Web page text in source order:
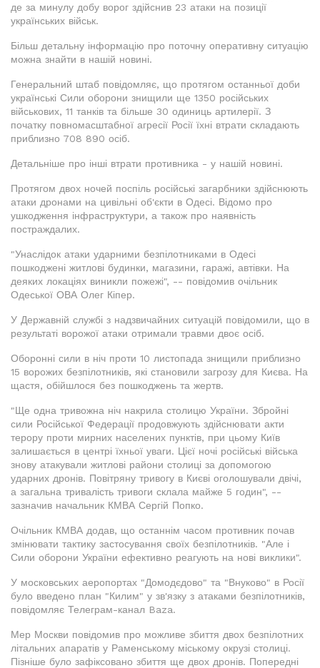
де за минулу добу ворог здійснив 23 атаки на позиції
українських військ.
Більш детальну інформацію про поточну оперативну ситуацію
можна знайти в нашій новині.
Генеральний штаб повідомляє, що протягом останньої доби
українські Сили оборони знищили ще 1350 російських
військових, 11 танків та більше 30 одиниць артилерії. З
початку повномасштабної агресії Росії їхні втрати складають
приблизно 708 890 осіб.
Детальніше про інші втрати противника - у нашій новині.
Протягом двох ночей поспіль російські загарбники здійснюють
атаки дронами на цивільні об'єкти в Одесі. Відомо про
ушкодження інфраструктури, а також про наявність
постраждалих.
"Унаслідок атаки ударними безпілотниками в Одесі
пошкоджені житлові будинки, магазини, гаражі, автівки. На
деяких локаціях виникли пожежі", -- повідомив очільник
Одеської ОВА Олег Кіпер.
У Державній службі з надзвичайних ситуацій повідомили, що в
результаті ворожої атаки отримали травми двоє осіб.
Оборонні сили в ніч проти 10 листопада знищили приблизно
15 ворожих безпілотників, які становили загрозу для Києва. На
щастя, обійшлося без пошкоджень та жертв.
"Ще одна тривожна ніч накрила столицю України. Збройні
сили Російської Федерації продовжують здійснювати акти
терору проти мирних населених пунктів, при цьому Київ
залишається в центрі їхньої уваги. Цієї ночі російські війська
знову атакували житлові райони столиці за допомогою
ударних дронів. Повітряну тривогу в Києві оголошували двічі,
а загальна тривалість тривоги склала майже 5 годин", --
зазначив начальник КМВА Сергій Попко.
Очільник КМВА додав, що останнім часом противник почав
змінювати тактику застосування своїх безпілотників. "Але і
Сили оборони України ефективно реагують на нові виклики".
У московських аеропортах "Домодєдово" та "Внуково" в Росії
було введено план "Килим" у зв'язку з атаками безпілотників,
повідомляє Телеграм-канал Baza.
Мер Москви повідомив про можливе збиття двох безпілотних
літальних апаратів у Раменському міському окрузі столиці.
Пізніше було зафіксовано збиття ще двох дронів. Попередні